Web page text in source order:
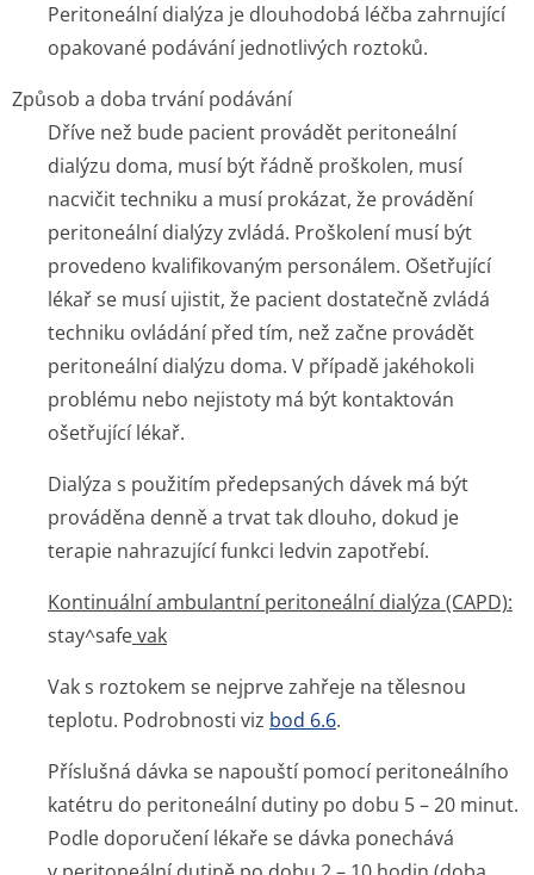
Peritoneální dialýza je dlouhodobá léčba zahrnující
opakované podávání jednotlivých roztoků.
Způsob a doba trvání podávání
Dříve než bude pacient provádět peritoneální
dialýzu doma, musí být řádně proškolen, musí
nacvičit techniku a musí prokázat, že provádění
peritoneální dialýzy zvládá. Proškolení musí být
provedeno kvalifikovaným personálem. Ošetřující
lékař se musí ujistit, že pacient dostatečně zvládá
techniku ovládání před tím, než začne provádět
peritoneální dialýzu doma. V případě jakéhokoli
problému nebo nejistoty má být kontaktován
ošetřující lékař.
Dialýza s použitím předepsaných dávek má být
prováděna denně a trvat tak dlouho, dokud je
terapie nahrazující funkci ledvin zapotřebí.
Kontinuální ambulantní peritoneální dialýza (CAPD):
stay^safevak
Vak s roztokem se nejprve zahřeje na tělesnou
teplotu. Podrobnosti viz bod 6.6.
Příslušná dávka se napouští pomocí peritoneálního
katétru do peritoneální dutiny po dobu 5 – 20 minut.
Podle doporučení lékaře se dávka ponechává